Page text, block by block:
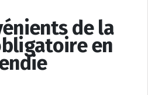
de la
en